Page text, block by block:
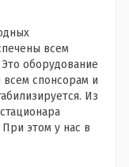
всем
оборудование
спонсорам и
Из
этом у нас в